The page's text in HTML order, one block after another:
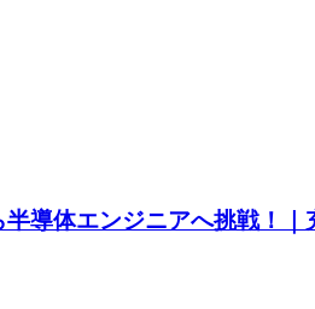
導体エンジニアへ挑戦！